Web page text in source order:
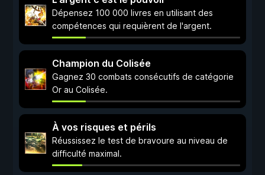
Dépensez 100 000 livres en utilisant des
compétences qui requièrent de l'argent.
Champion du Colisée
Gagnez 30 combats consécutifs de catégorie
Or au Colisée.
À vos risques et périls
Réussissez le test de bravoure au niveau de
difficulté maximal.